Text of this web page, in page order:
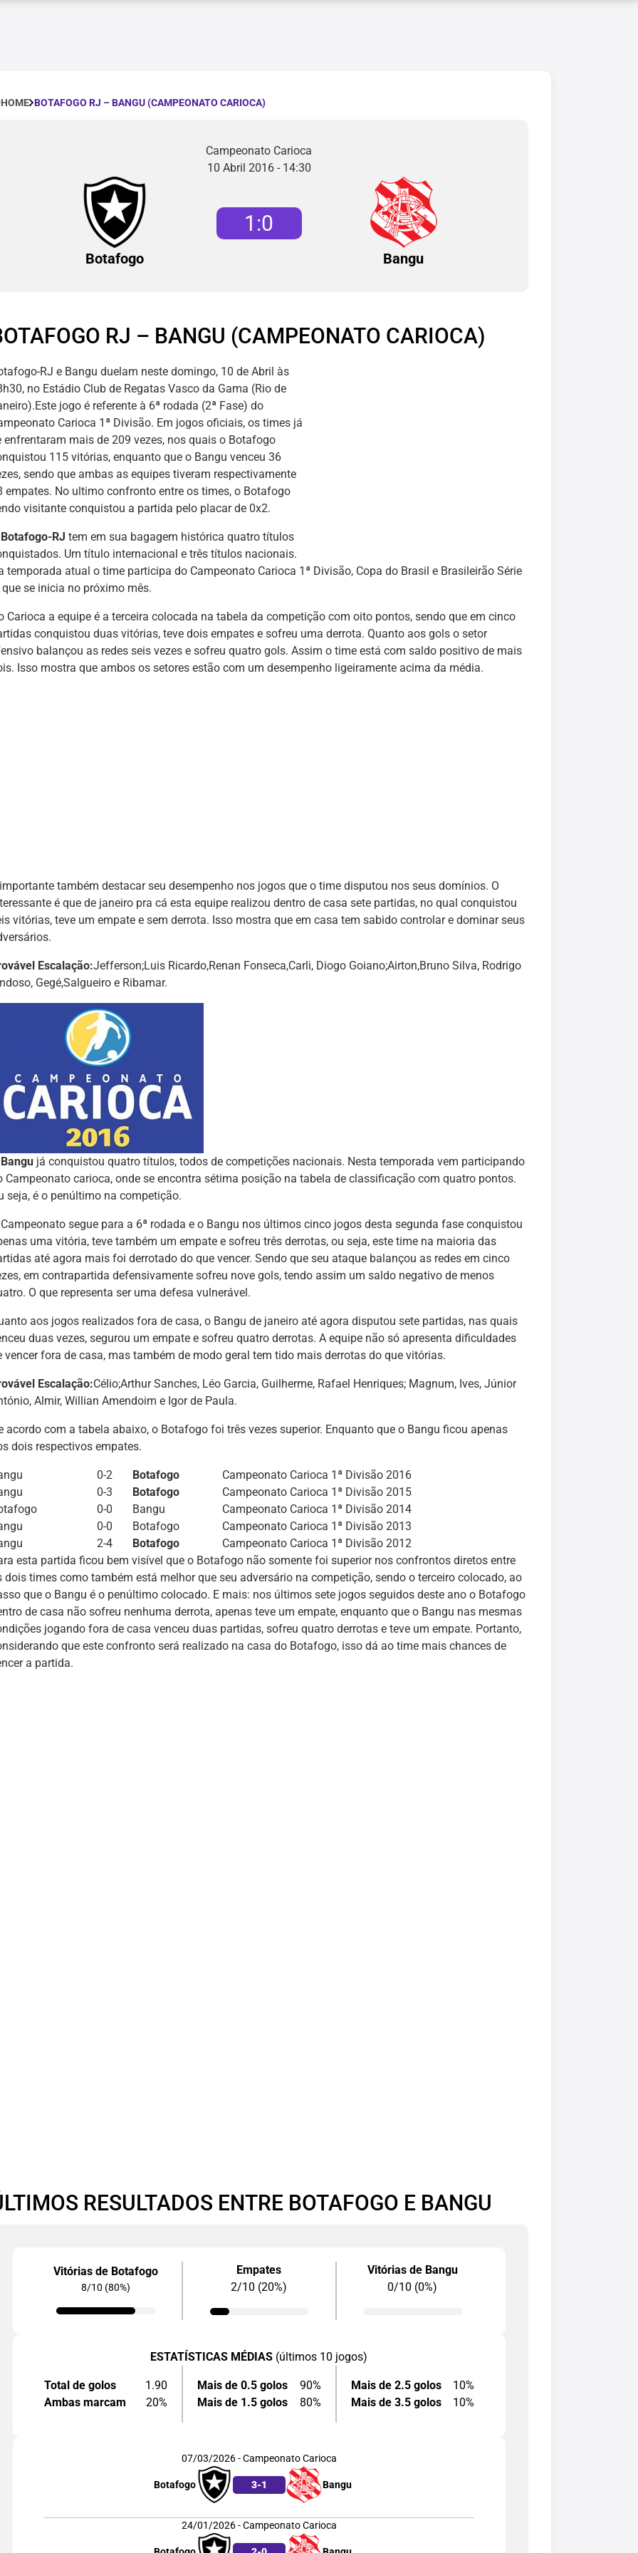
HOME BOTAFOGO RJ – BANGU (CAMPEONATO CARIOCA)
Campeonato Carioca
10 Abril 2016 - 14:30
Botafogo
1 :0
Bangu
RJ – BANGU (CAMPEONATO CARIOCA)
RJ e Bangu duelam neste domingo, 10 de Abril às
no Estádio Club de Regatas Vasco da Gama (Rio de
jogo é referente à 6ª rodada (2ª Fase) do
Carioca 1ª Divisão. Em jogos oficiais, os times já
enfrentaram mais de 209 vezes, nos quais o Botafogo
115 vitórias, enquanto que o Bangu venceu 36
sendo que ambas as equipes tiveram respectivamente
empates. No ultimo confronto entre os times, o Botafogo
visitante conquistou a partida pelo placar de 0x2.
Botafogo-RJ tem em sua bagagem histórica quatro títulos
Um título internacional e três títulos nacionais.
temporada atual o time participa do Campeonato Carioca 1ª Divisão, Copa do Brasil e Brasileirão Série
que se inicia no próximo mês.
Carioca a equipe é a terceira colocada na tabela da competição com oito pontos, sendo que em cinco
conquistou duas vitórias, teve dois empates e sofreu uma derrota. Quanto aos gols o setor
balançou as redes seis vezes e sofreu quatro gols. Assim o time está com saldo positivo de mais
Isso mostra que ambos os setores estão com um desempenho ligeiramente acima da média.
também destacar seu desempenho nos jogos que o time disputou nos seus domínios. O
é que de janeiro pra cá esta equipe realizou dentro de casa sete partidas, no qual conquistou
vitórias, teve um empate e sem derrota. Isso mostra que em casa tem sabido controlar e dominar seus
Escalação:Jefferson;Luis Ricardo,Renan Fonseca,Carli, Diogo Goiano;Airton,Bruno Silva, Rodrigo
Gegé,Salgueiro e Ribamar.
Bangu já conquistou quatro títulos, todos de competições nacionais. Nesta temporada vem participando
Campeonato carioca, onde se encontra sétima posição na tabela de classificação com quatro pontos.
seja, é o penúltimo na competição.
Campeonato segue para a 6ª rodada e o Bangu nos últimos cinco jogos desta segunda fase conquistou
uma vitória, teve também um empate e sofreu três derrotas, ou seja, este time na maioria das
até agora mais foi derrotado do que vencer. Sendo que seu ataque balançou as redes em cinco
em contrapartida defensivamente sofreu nove gols, tendo assim um saldo negativo de menos
O que representa ser uma defesa vulnerável.
aos jogos realizados fora de casa, o Bangu de janeiro até agora disputou sete partidas, nas quais
duas vezes, segurou um empate e sofreu quatro derrotas. A equipe não só apresenta dificuldades
vencer fora de casa, mas também de modo geral tem tido mais derrotas do que vitórias.
Escalação:Célio;Arthur Sanches, Léo Garcia, Guilherme, Rafael Henriques; Magnum, Ives, Júnior
Almir, Willian Amendoim e Igor de Paula.
acordo com a tabela abaixo, o Botafogo foi três vezes superior. Enquanto que o Bangu ficou apenas
dois respectivos empates.
0-2 Botafogo
Campeonato Carioca 1ª Divisão 2016
0-3 Botafogo
Campeonato Carioca 1ª Divisão 2015
0-0 Bangu
Campeonato Carioca 1ª Divisão 2014
0-0 Botafogo
Campeonato Carioca 1ª Divisão 2013
2-4 Botafogo
Campeonato Carioca 1ª Divisão 2012
esta partida ficou bem visível que o Botafogo não somente foi superior nos confrontos diretos entre
dois times como também está melhor que seu adversário na competição, sendo o terceiro colocado, ao
que o Bangu é o penúltimo colocado. E mais: nos últimos sete jogos seguidos deste ano o Botafogo
de casa não sofreu nenhuma derrota, apenas teve um empate, enquanto que o Bangu nas mesmas
jogando fora de casa venceu duas partidas, sofreu quatro derrotas e teve um empate. Portanto,
que este confronto será realizado na casa do Botafogo, isso dá ao time mais chances de
a partida.
RESULTADOS ENTRE BOTAFOGO E BANGU
Vitórias de Botafogo
8/10 (80%)
Empates
2/10 (20%)
Vitórias de Bangu
0/10 (0%)
ESTATÍSTICAS MÉDIAS (últimos 10 jogos)
Total de golos
1.90
Ambas marcam
20%
Mais de 0.5 golos
90%
Mais de 1.5 golos
80%
Mais de 2.5 golos
10%
Mais de 3.5 golos
10%
07/03/2026 - Campeonato Carioca
Botafogo 3-1 Bangu
24/01/2026 - Campeonato Carioca